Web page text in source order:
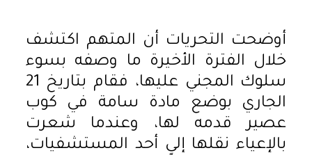
أوضحت التحريات أن المتهم اكتشف
خلال الفترة الأخيرة ما وصفه بسوء
سلوك المجني عليها، فقام بتاريخ 21
الجاري بوضع مادة سامة في كوب
عصير قدمه لها، وعندما شعرت
بالإعياء نقلها إلى أحد المستشفيات،